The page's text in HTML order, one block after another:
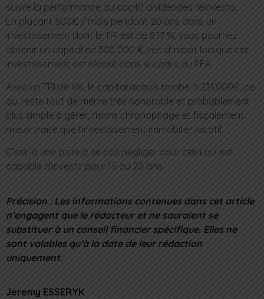
suivre la performance du cac40 dividendes réinvestis.
En plaçant 500€ / mois pendant 20 ans dans un
investissement dont le TRI est de 8.17 %, vous pourriez
obtenir un capital de 300 000 €, net d’impôt lorsque cet
investissement est réalisé dans le cadre du PEA.
Avec un TRI de 6%, le capital acquis tombe à 231,000€, ce
qui reste tout de même très honorable et probablement
plus simple à gérer, moins chronophage et fiscalement
mieux traité que l’investissement immobilier locatif.
C’est là une piste à ne pas négliger pour celui qui est
capable d’investir pour 15 ou 20 ans.
Précision : Les informations contenues dans cet article
n’engagent que le rédacteur et ne sauraient se
substituer à un conseil financier spécifique. Elles ne
sont valables qu’à la date de leur rédaction
uniquement.
Jeremy ESSERYK